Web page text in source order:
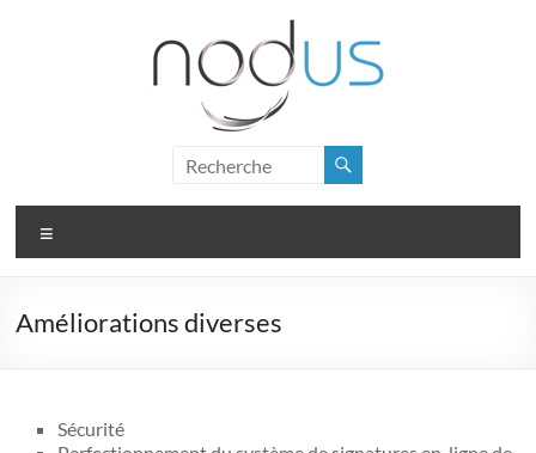
Logiciel
PME
Améliorations diverses
Sécurité